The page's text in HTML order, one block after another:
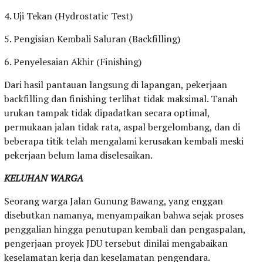
4. Uji Tekan (Hydrostatic Test)
5. Pengisian Kembali Saluran (Backfilling)
6. Penyelesaian Akhir (Finishing)
Dari hasil pantauan langsung di lapangan, pekerjaan
backfilling dan finishing terlihat tidak maksimal. Tanah
urukan tampak tidak dipadatkan secara optimal,
permukaan jalan tidak rata, aspal bergelombang, dan di
beberapa titik telah mengalami kerusakan kembali meski
pekerjaan belum lama diselesaikan.
KELUHAN WARGA
Seorang warga Jalan Gunung Bawang, yang enggan
disebutkan namanya, menyampaikan bahwa sejak proses
penggalian hingga penutupan kembali dan pengaspalan,
pengerjaan proyek JDU tersebut dinilai mengabaikan
keselamatan kerja dan keselamatan pengendara.